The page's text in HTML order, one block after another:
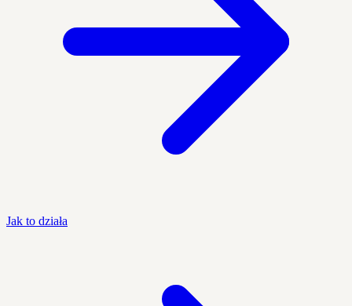
Jak to działa